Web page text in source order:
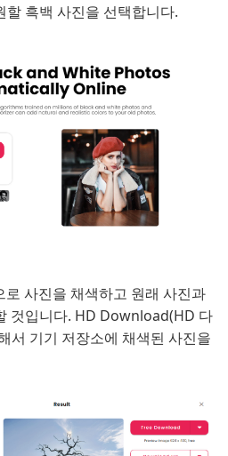
할 흑백 사진을 선택합니다.
사진을 채색하고 원래 사진과
것입니다. HD Download(HD 다
서 기기 저장소에 채색된 사진을